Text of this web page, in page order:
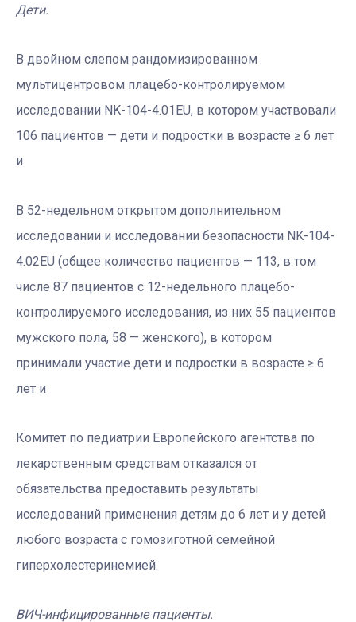
Дети.
В двойном слепом рандомизированном
мультицентровом плацебо-контролируемом
исследовании NK-104-4.01EU, в котором участвовали
106 пациентов — дети и подростки в возрасте ≥ 6 лет
и
В 52-недельном открытом дополнительном
исследовании и исследовании безопасности NK-104-
4.02EU (общее количество пациентов — 113, в том
числе 87 пациентов с 12-недельного плацебо-
контролируемого исследования, из них 55 пациентов
мужского пола, 58 — женского), в котором
принимали участие дети и подростки в возрасте ≥ 6
лет и
Комитет по педиатрии Европейского агентства по
лекарственным средствам отказался от
обязательства предоставить результаты
исследований применения детям до 6 лет и у детей
любого возраста с гомозиготной семейной
гиперхолестеринемией.
ВИЧ-инфицированные пациенты.